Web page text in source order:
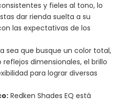
y fieles al tono, lo
dar rienda suelta a su
las expectativas de los
sea que busque un color total,
dimensionales, el brillo
para lograr diversas
Redken Shades EQ está